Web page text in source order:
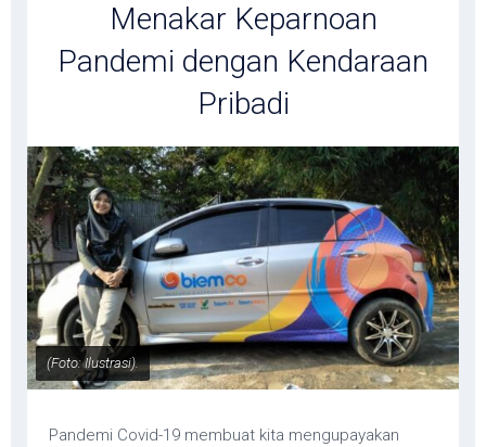
Menakar Keparnoan
Pandemi dengan Kendaraan
Pribadi
(Foto: Ilustrasi).
Pandemi Covid-19 membuat kita mengupayakan